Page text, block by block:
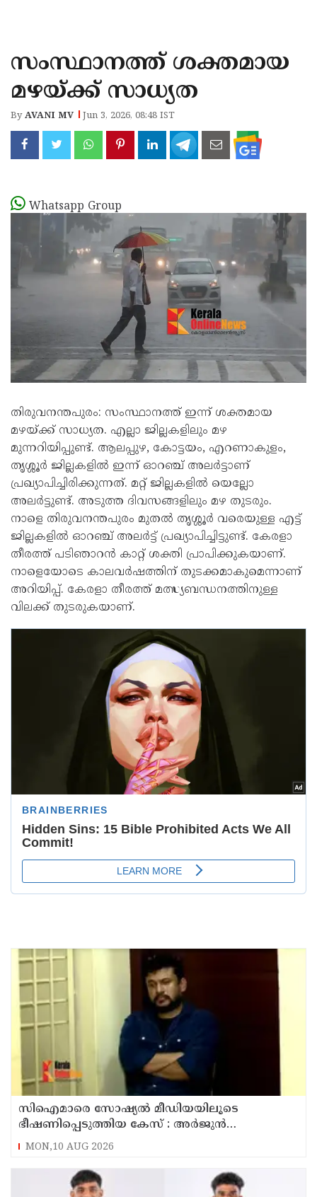
KANNUR
KASARAGOD
സംസ്ഥാനത്ത് ശക്തമായ
മഴയ്ക്ക് സാധ്യത
ByAVANI MV Jun 3, 2026, 08:48 IST
Whatsapp Group
തിരുവനന്തപുരം: സംസ്ഥാനത്ത് ഇന്ന് ശക്തമായ
മഴയ്ക്ക് സാധ്യത. എല്ലാ ജില്ലകളിലും മഴ
മുന്നറിയിപ്പുണ്ട്. ആലപ്പുഴ, കോട്ടയം, എറണാകുളം,
തൃശ്ശൂർ ജില്ലകളിൽ ഇന്ന് ഓറഞ്ച് അലർട്ടാണ്
പ്രഖ്യാപിച്ചിരിക്കുന്നത്. മറ്റ് ജില്ലകളിൽ യെല്ലോ
അലർട്ടുണ്ട്. അടുത്ത ദിവസങ്ങളിലും മഴ തുടരും.
നാളെ തിരുവനന്തപുരം മുതൽ തൃശ്ശൂർ വരെയുള്ള എട്ട്
ജില്ലകളിൽ ഓറഞ്ച് അലർട്ട് പ്രഖ്യാപിച്ചിട്ടുണ്ട്. കേരളാ
തീരത്ത് പടിഞാറൻ കാറ്റ് ശക്തി പ്രാപിക്കുകയാണ്.
നാളെയോടെ കാലവർഷത്തിന് തുടക്കമാകുമെന്നാണ്
അറിയിപ്പ്. കേരളാ തീരത്ത് മത്സ്യബന്ധനത്തിനുള്ള
വിലക്ക് തുടരുകയാണ്.
സിഐമാരെ സോഷ്യൽ മീഡിയയിലൂടെ
ഭീഷണിപ്പെടുത്തിയ കേസ് : അർജുൻ
ആയങ്കിയുടെ വീട്ടിൽ നിന്നും ലാപ്ടോപ്പ്
MON,10 AUG 2026